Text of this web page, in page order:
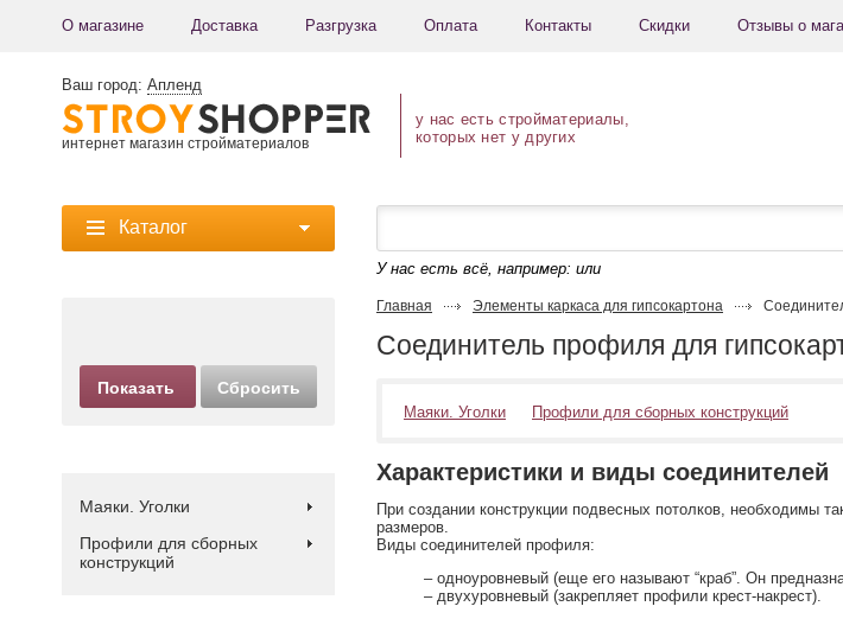
О магазине Доставка Разгрузка Оплата Контакты Скидки Отзывы о
Ваш город: Апленд
интернет магазин стройматериалов
у нас есть стройматериалы,
которых нет у других
Каталог
У нас есть всё, например: или
Главная Элементы каркаса для гипсокартона
Маяки. Уголки
Профили для сборных
конструкций
Соединитель профиля для
Маяки. Уголки Профили для сборных конструкций
Характеристики и виды соединителей
При создании конструкции подвесных потолков,
размеров.
Виды соединителей профиля:
– одноуровневый (еще его называют “краб”. Он
– двухуровневый (закрепляет профили крест-накрест).